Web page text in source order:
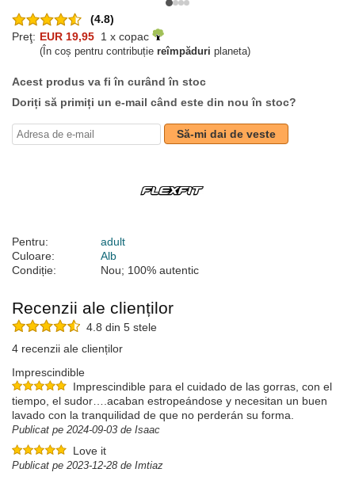
(4.8)
Preţ: EUR 19,95 1 x copac
(În coș pentru contribuție reîmpăduri planeta)
Acest produs va fi în curând în stoc
Doriți să primiți un e-mail când este din nou în stoc?
Să-mi dai de veste
Pentru:
adult
Culoare:
Alb
Condiție:
Nou; 100% autentic
Recenzii ale clienților
4.8 din 5 stele
4 recenzii ale clienților
Imprescindible
Imprescindible para el cuidado de las gorras, con el
tiempo, el sudor….acaban estropeándose y necesitan un buen
lavado con la tranquilidad de que no perderán su forma.
Publicat pe 2024-09-03 de Isaac
Love it
Publicat pe 2023-12-28 de Imtiaz